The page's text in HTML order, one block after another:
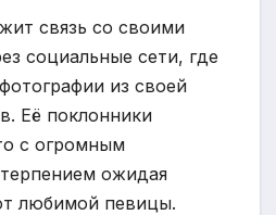
связь со своими
социальные сети, где
из своей
Её поклонники
с огромным
ожидая
любимой певицы.